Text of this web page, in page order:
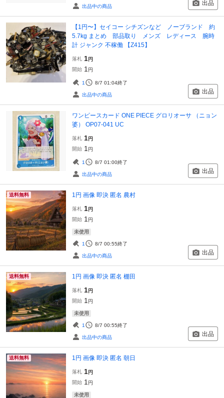
出品中の商品 出品
【1円〜】セイコー シチズンなど ノーブランド 約
5.7kg まとめ 部品取り メンズ レディース 腕時
計 ジャンク 不稼働 【Z415】
落札 1円
開始 1 円
1 8/7 01:04終了
出品中の商品 出品
ワンピースカード ONE PIECE グロリオーサ （ニョン
婆） OP07-041 UC
落札 1円
開始 1 円
1 8/7 01:00終了
出品中の商品 出品
送料無料 1円 画像 即決 匿名 農村
落札 1円
開始 1 円
未使用
1 8/7 00:55終了
出品中の商品 出品
送料無料 1円 画像 即決 匿名 棚田
落札 1円
開始 1 円
未使用
1 8/7 00:55終了
出品中の商品 出品
送料無料 1円 画像 即決 匿名 朝日
落札 1円
開始 1 円
未使用